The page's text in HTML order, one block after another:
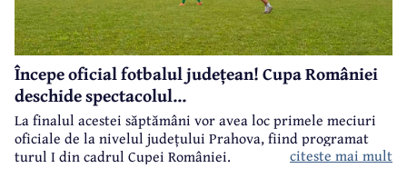
Începe oficial fotbalul județean! Cupa României
deschide spectacolul...
La finalul acestei săptămâni vor avea loc primele meciuri
oficiale de la nivelul județului Prahova, fiind programat
turul I din cadrul Cupei României.
citeste mai mult